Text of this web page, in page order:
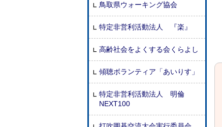
鳥取県ウォーキング協会
特定非営利活動法人 『楽』
高齢社会をよくする会くらよし
傾聴ボランティア「あいりす」
特定非営利活動法人 明倫
NEXT100